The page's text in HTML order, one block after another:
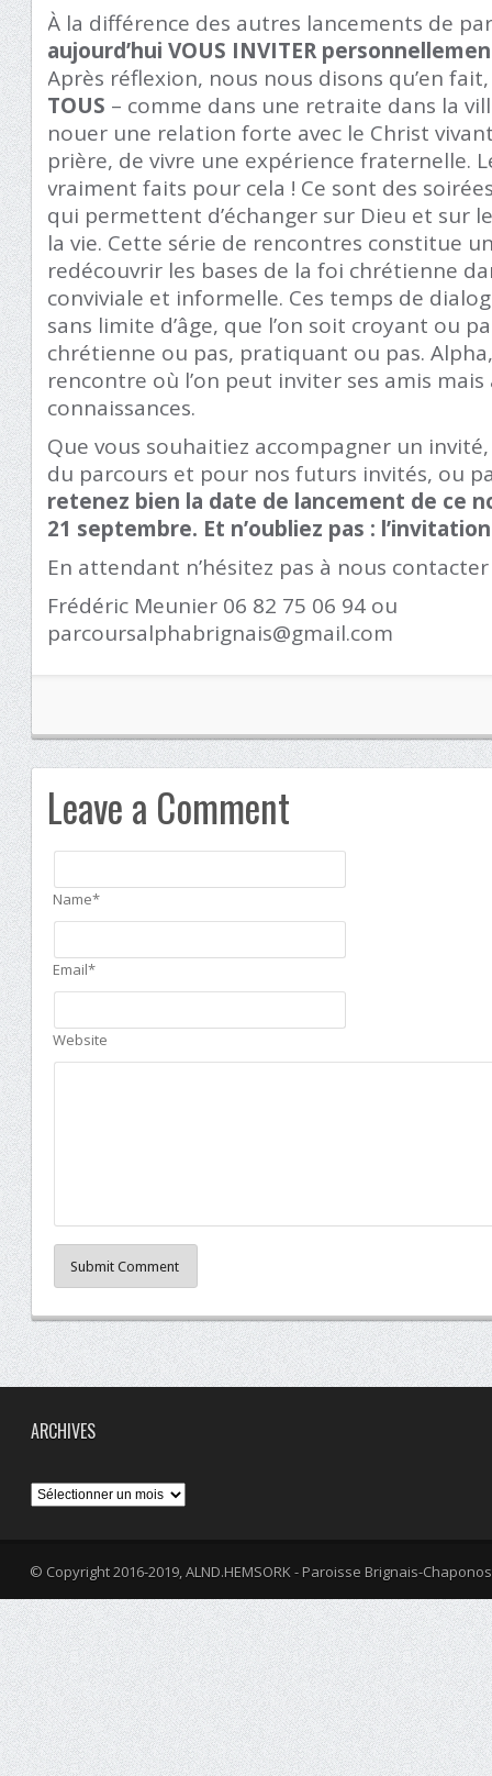
À la différence des autres lancements de
aujourd’hui VOUS INVITER
Après réflexion, nous nous disons qu’en
TOUS – comme dans une retraite dans la
nouer une relation forte avec le Christ
prière, de vivre une expérience fraternelle.
vraiment faits pour cela ! Ce sont des
qui permettent d’échanger sur Dieu et sur
la vie. Cette série de rencontres constitue
redécouvrir les bases de la foi chrétienne
conviviale et informelle. Ces temps de
sans limite d’âge, que l’on soit croyant ou
chrétienne ou pas, pratiquant ou pas.
rencontre où l’on peut inviter ses amis
connaissances.
Que vous souhaitiez accompagner un
du parcours et pour nos futurs invités, ou
retenez bien la date de lancement de ce
21 septembre. Et n’oubliez pas :
En attendant n’hésitez pas à nous contacter
Frédéric Meunier 06 82 75 06 94 ou
parcoursalphabrignais@gmail.com
Leave a Comment
Name*
Email*
Website
Submit Comment
ARCHIVES
Archives
© Copyright 2016-2019, ALND.HEMSORK - Paroisse Brignais-